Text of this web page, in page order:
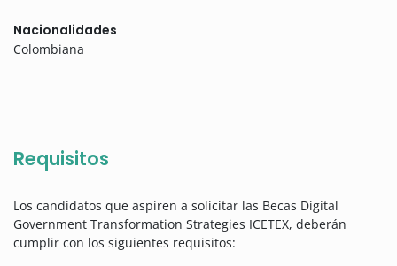
Nacionalidades
Colombiana
Requisitos
Los candidatos que aspiren a solicitar las Becas Digital
Government Transformation Strategies ICETEX, deberán
cumplir con los siguientes requisitos: